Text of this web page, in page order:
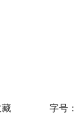
字号：
藏